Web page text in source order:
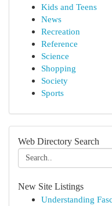
Kids and Teens
News
Recreation
Reference
Science
Shopping
Society
Sports
Web Directory Search
New Site Listings
Understanding